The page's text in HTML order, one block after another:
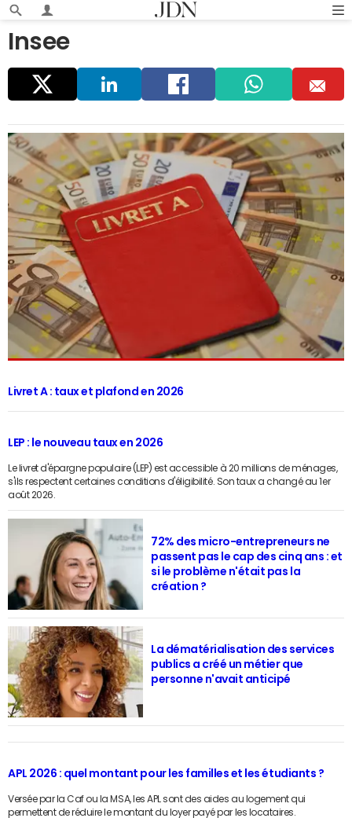
Insee
ger dIn ook app m
ail
Livret A : taux et plafond en 2026
LEP : le nouveau taux en 2026
Le livret d'épargne populaire (LEP) est accessible à 20 millions de ménages,
s'ils respectent certaines conditions d'éligibilité. Son taux a changé au 1er
août 2026.
72% des micro-entrepreneurs ne
passent pas le cap des cinq ans : et
si le problème n'était pas la
création ?
La dématérialisation des services
publics a créé un métier que
personne n'avait anticipé
APL 2026 : quel montant pour les familles et les étudiants ?
Versée par la Caf ou la MSA, les APL sont des aides au logement qui
permettent de réduire le montant du loyer payé par les locataires.